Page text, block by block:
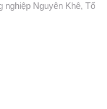
nghiệp Nguyên Khê, Tổ